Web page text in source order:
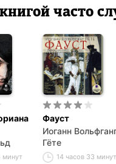
часто
минут
Фауст
Иоганн
Гёте
14 часов 33